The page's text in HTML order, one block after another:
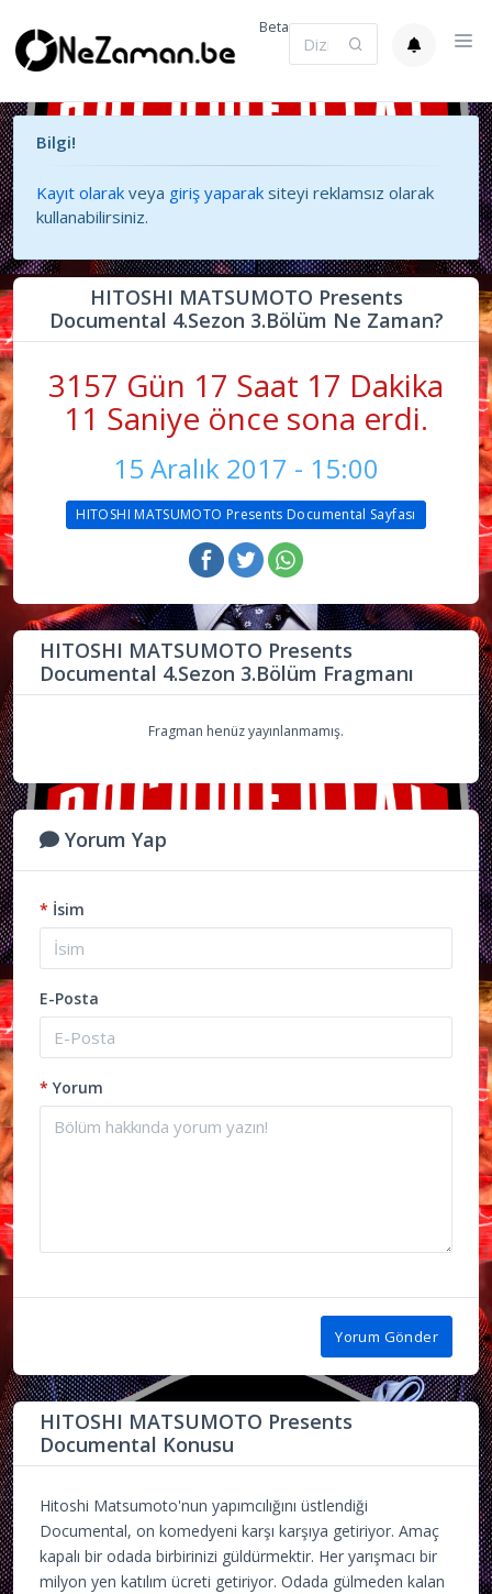
Beta
Bilgi!
Kayıt olarak veya giriş yaparak siteyi reklamsız olarak
kullanabilirsiniz.
HITOSHI MATSUMOTO Presents
Documental 4.Sezon 3.Bölüm Ne Zaman?
3157 Gün 17 Saat 17 Dakika
11 Saniye önce sona erdi.
15 Aralık 2017 - 15:00
HITOSHI MATSUMOTO Presents Documental Sayfası
HITOSHI MATSUMOTO Presents
Documental 4.Sezon 3.Bölüm Fragmanı
Fragman henüz yayınlanmamış.
Yorum Yap
* İsim
E-Posta
* Yorum
Yorum Gönder
HITOSHI MATSUMOTO Presents
Documental Konusu
Hitoshi Matsumoto'nun yapımcılığını üstlendiği
Documental, on komedyeni karşı karşıya getiriyor. Amaç
kapalı bir odada birbirinizi güldürmektir. Her yarışmacı bir
milyon yen katılım ücreti getiriyor. Odada gülmeden kalan